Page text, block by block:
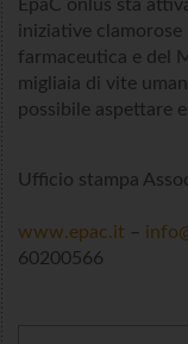
EpaC onlus sta
iniziative
farmaceutica e del
migliaia di vite
possibile aspettare
Ufficio stampa
www.epac.it –
60200566